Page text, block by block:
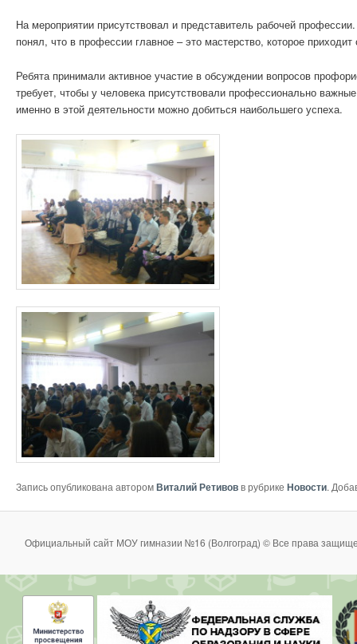
На мероприятии присутствовал и представитель рабочей
понял, что в профессии главное – это мастерство, которое
Ребята принимали активное участие в обсуждении вопросов
требует, чтобы у человека присутствовали профессионально
именно в этой деятельности можно добиться наибольшего успеха.
Запись опубликована авторомВиталий Ретивовв рубрике Новости.
Официальный сайт МОУ гимназии №16 (Волгоград) © Все права